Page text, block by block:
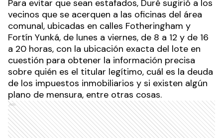
Para evitar que sean estafados, Duré sugirió a los
vecinos que se acerquen a las oficinas del área
comunal, ubicadas en calles Fotheringham y
Fortín Yunká, de lunes a viernes, de 8 a 12 y de 16
a 20 horas, con la ubicación exacta del lote en
cuestión para obtener la información precisa
sobre quién es el titular legítimo, cuál es la deuda
de los impuestos inmobiliarios y si existen algún
plano de mensura, entre otras cosas.
Ads